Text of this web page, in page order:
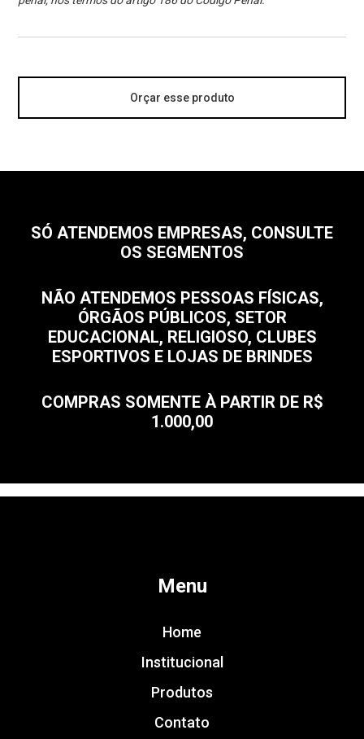
Orçar esse produto
SÓ ATENDEMOS EMPRESAS, CONSULTE
OS SEGMENTOS
NÃO ATENDEMOS PESSOAS FÍSICAS,
ÓRGÃOS PÚBLICOS, SETOR
EDUCACIONAL, RELIGIOSO, CLUBES
ESPORTIVOS E LOJAS DE BRINDES
COMPRAS SOMENTE À PARTIR DE R$
1.000,00
Menu
Home
Institucional
Produtos
Contato